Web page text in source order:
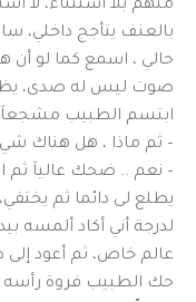
منهم بلا استثناء،
بالعنف يتأجج داخلي،
حالي ، اسمع كما لو أن
صوت ليس له صدى،
ابتسم الطبيب مشجعاَ
– ثم ماذا ، هل هناك
– نعم .. ضحك عالياَ ثم
يطلع لى دائما ثم
لدرجة أني أكاد ألمسه
عالم خاص، ثم أعود إلى
حك الطبيب فروة